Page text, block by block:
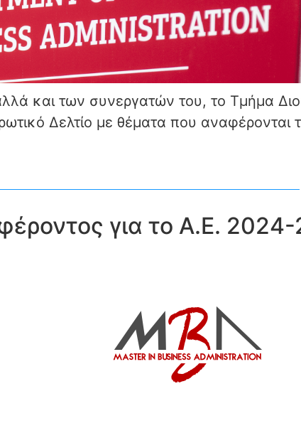
και των συνεργατών του, το Τμήμα
Δελτίο με θέματα που αναφέρονται
για το Α.Ε. 2024-